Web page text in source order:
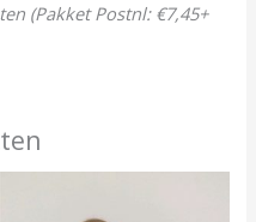
(Pakket Postnl: €7,45+